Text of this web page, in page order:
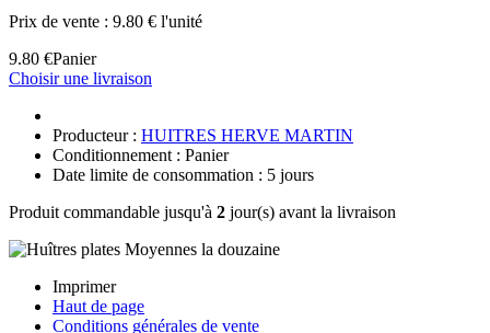
Prix de vente : 9.80 € l'unité
9.80 €Panier
Choisir une livraison
Producteur : HUITRES HERVE MARTIN
Conditionnement : Panier
Date limite de consommation : 5 jours
Produit commandable jusqu'à 2 jour(s) avant la livraison
Imprimer
Haut de page
Conditions générales de vente